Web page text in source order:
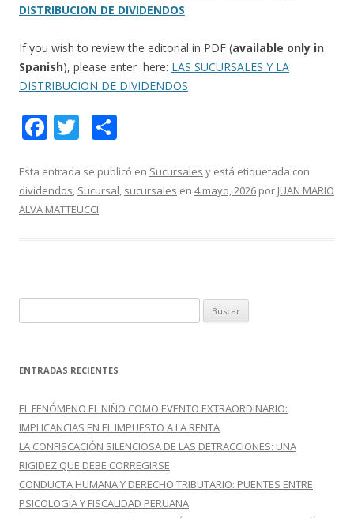
DISTRIBUCION DE DIVIDENDOS
If you wish to review the editorial in PDF (available only in
Spanish), please enter here: LAS SUCURSALES Y LA
DISTRIBUCION DE DIVIDENDOS
F
e
b
T
itt
er
m
p
Esta entrada se publicó en Sucursales y está etiquetada con
dividendos, Sucursal, sucursales en 4 mayo, 2026 por JUAN MARIO
ALVA MATTEUCCI.
u
c
r
:
ENTRADAS RECIENTES
EL FENÓMENO EL NIÑO COMO EVENTO EXTRAORDINARIO:
IMPLICANCIAS EN EL IMPUESTO A LA RENTA
LA CONFISCACIÓN SILENCIOSA DE LAS DETRACCIONES: UNA
RIGIDEZ QUE DEBE CORREGIRSE
CONDUCTA HUMANA Y DERECHO TRIBUTARIO: PUENTES ENTRE
PSICOLOGÍA Y FISCALIDAD PERUANA